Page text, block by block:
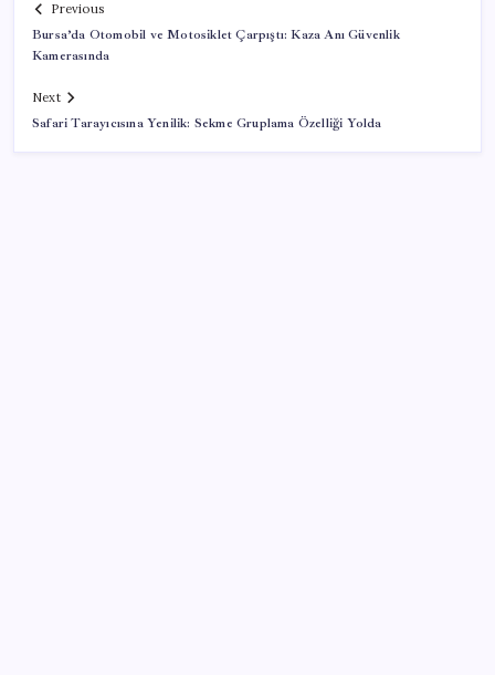
Previous
Bursa’da Otomobil ve Motosiklet Çarpıştı: Kaza Anı Güvenlik
Kamerasında
Next
Safari Tarayıcısına Yenilik: Sekme Gruplama Özelliği Yolda